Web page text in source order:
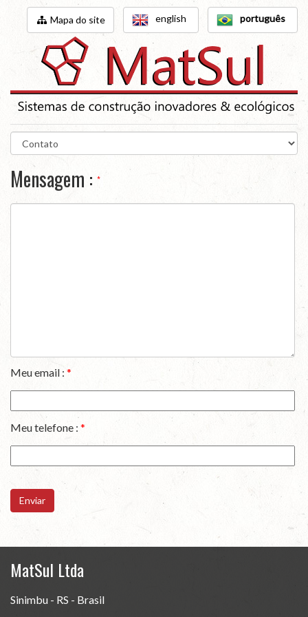
english português
Mapa do site
Mensagem : *
Meu email : *
Meu telefone : *
Enviar
MatSul Ltda
Sinimbu - RS - Brasil